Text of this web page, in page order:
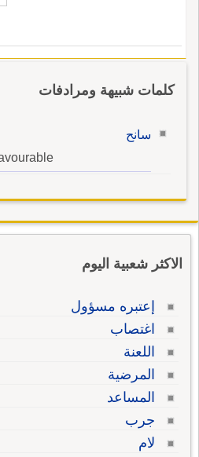
كلمات شبيهة ومرادفات
سانح
الاكثر شعبية اليوم
إعتبره مسؤول
اغتصاب
اللعنة
المرضية
المساعد
جرب
لام